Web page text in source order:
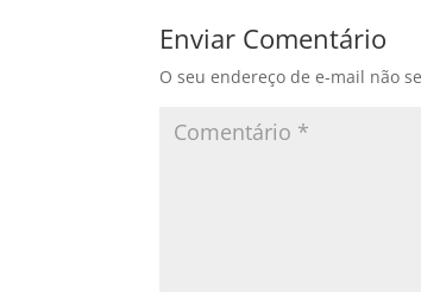
Enviar Comentário
O seu endereço de e-mail não